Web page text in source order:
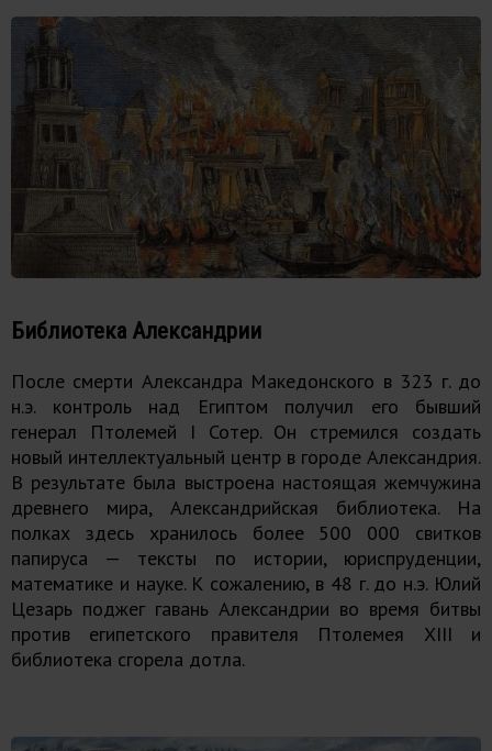
Библиотека Александрии
После смерти Александра Македонского в 323 г. до
н.э. контроль над Египтом получил его бывший
генерал Птолемей I Сотер. Он стремился создать
новый интеллектуальный центр в городе Александрия.
В результате была выстроена настоящая жемчужина
древнего мира, Александрийская библиотека. На
полках здесь хранилось более 500 000 свитков
папируса — тексты по истории, юриспруденции,
математике и науке. К сожалению, в 48 г. до н.э. Юлий
Цезарь поджег гавань Александрии во время битвы
против египетского правителя Птолемея XIII и
библиотека сгорела дотла.